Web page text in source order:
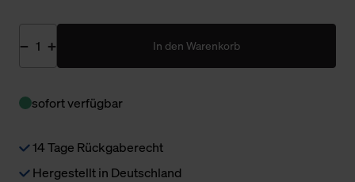
In den Warenkorb
sofort verfügbar
14 Tage Rückgaberecht
Hergestellt in Deutschland